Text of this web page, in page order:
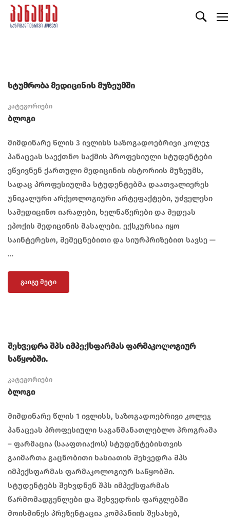
სტუმრობა მედიცინის მუზეუმში
კატეგორიები
Ბლოგი
მიმდინარე წლის 3 ივლისს საზოგადოებრივი კოლეჯ
პანაცეას საექთნო საქმის პროფესიული სტუდენტები
ეწვივნენ ქართული მედიცინის ისტორიის მუზეუმს,
სადაც პროფესიულმა სტუდენტებმა დაათვალიერეს
უნიკალური არქეოლოგიური არტეფაქტები, უძველესი
სამედიცინო იარაღები, ხელნაწერები და მედეას
ეპოქის მედიცინის მასალები. ექსკურსია იყო
საინტერესო, შემეცნებითი და სიურპრიზებით სავსე —
…
ᲒᲐᲘᲒᲔ ᲛᲔᲢᲘ
შეხვედრა შპს იმპექსფარმას ფარმაკოლოგიურ
საწყობში.
კატეგორიები
Ბლოგი
მიმდინარე წლის 1 ივლისს, საზოგადოებრივი კოლეჯ
პანაცეას პროფესიული საგანმანათლებლო პროგრამა
– ფარმაცია (სააფთიაქოს) სტუდენტებისთვის
გაიმართა გაცნობითი ხასიათის შეხვედრა შპს
იმპექსფარმას ფარმაკოლოგიურ საწყობში.
სტუდენტებს შეხვდნენ შპს იმპექსფარმას
წარმომადგენლები და შეხვედრის ფარგლებში
მოისმინეს პრეზენტაცია კომპანიის შესახებ,